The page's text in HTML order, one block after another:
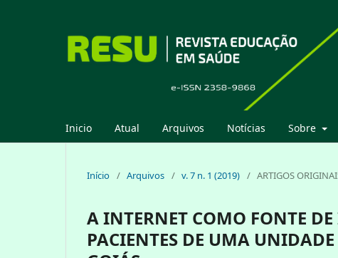
Inicio Atual Arquivos Notícias Sobre
Início / Arquivos / v. 7 n. 1 (2019) / ARTIGOS
A INTERNET COMO FONTE
PACIENTES DE UMA